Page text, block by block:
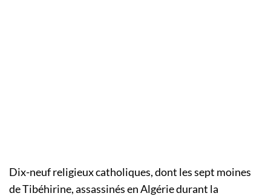
Dix-neuf religieux catholiques, dont les sept moines
de Tibéhirine, assassinés en Algérie durant la